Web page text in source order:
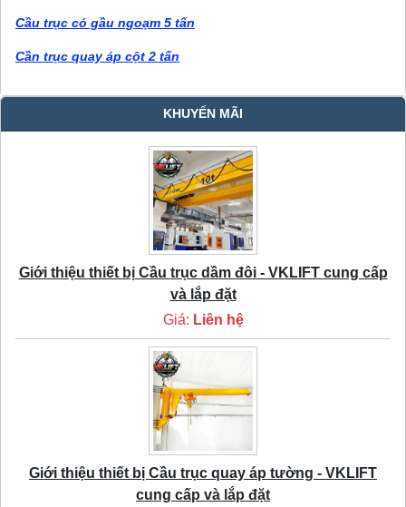
Cầu trục có gầu ngoạm 5 tấn
Cần trục quay áp cột 2 tấn
KHUYẾN MÃI
Giới thiệu thiết bị Cầu trục dầm đôi - VKLIFT cung cấp
và lắp đặt
Giá: Liên hệ
Giới thiệu thiết bị Cầu trục quay áp tường - VKLIFT
cung cấp và lắp đặt